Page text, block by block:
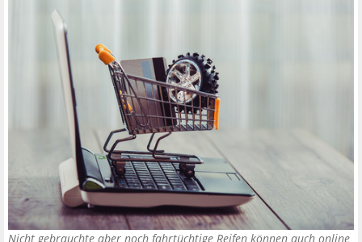
Nicht gebrauchte aber noch fahrtüchtige Reifen können auch online